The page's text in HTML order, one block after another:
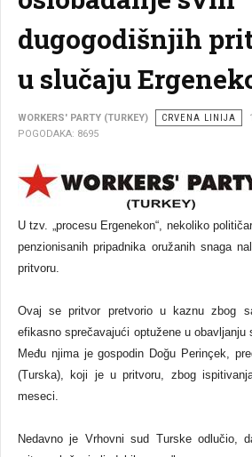
dugogodišnjih
u slučaju
WORKERS' PARTY (TURKEY) CRVENA LINIJA
POGODAKA: 8695
U tzv. „procesu Ergenekon“, nekoliko
penzionisanih pripadnika oružanih snaga
pritvoru.
Ovaj se pritvor pretvorio u kaznu zbog
efikasno sprečavajući optužene u
Među njima je gospodin Doğu Perinçek,
(Turska), koji je u pritvoru, zbog
meseci.
Nedavno je Vrhovni sud Turske odlučio,